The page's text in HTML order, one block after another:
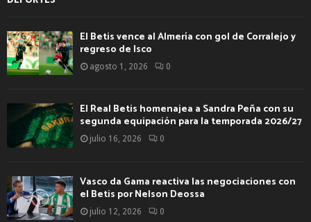
El Betis vence al Almería con gol de Corralejo y
regreso de Isco
agosto 1, 2026 0
El Real Betis homenajea a Sandra Peña con su
segunda equipación para la temporada 2026/27
julio 16, 2026 0
Vasco da Gama reactiva las negociaciones con
el Betis por Nelson Deossa
julio 12, 2026 0